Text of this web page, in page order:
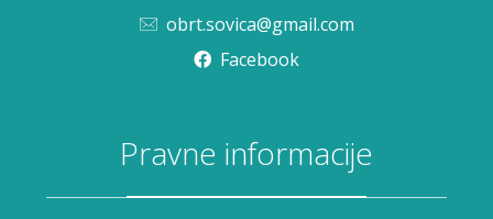
obrt.sovica@gmail.com
Facebook
Pravne informacije